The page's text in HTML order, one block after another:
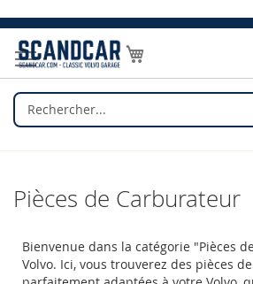
Allez
au
contenu
Mon panier
Pièces de Carburateur
Bienvenue dans la catégorie "Pièces
Volvo. Ici, vous trouverez des pièces